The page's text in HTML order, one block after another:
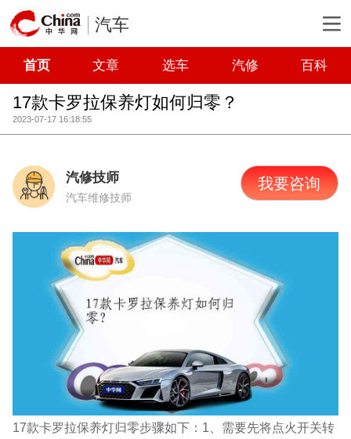
汽车
首页 文章 选车 汽修 百科
17款卡罗拉保养灯如何归零？
2023-07-17 16:18:55
汽修技师
汽车维修技师
我要咨询
17款卡罗拉保养灯归零步骤如下：1、需要先将点火开关转